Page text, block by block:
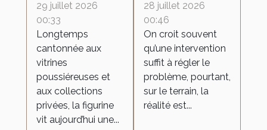
d’échanges
qui
transforment la
culture de la
figurine
29 juillet 2026
00:33
Longtemps
cantonnée aux
vitrines
poussiéreuses et
aux collections
privées, la figurine
vit aujourd’hui une...
retour des
insectes
malgré une
intervention
locale
28 juillet 2026
00:46
On croit souvent
qu’une intervention
suffit à régler le
problème, pourtant,
sur le terrain, la
réalité est...